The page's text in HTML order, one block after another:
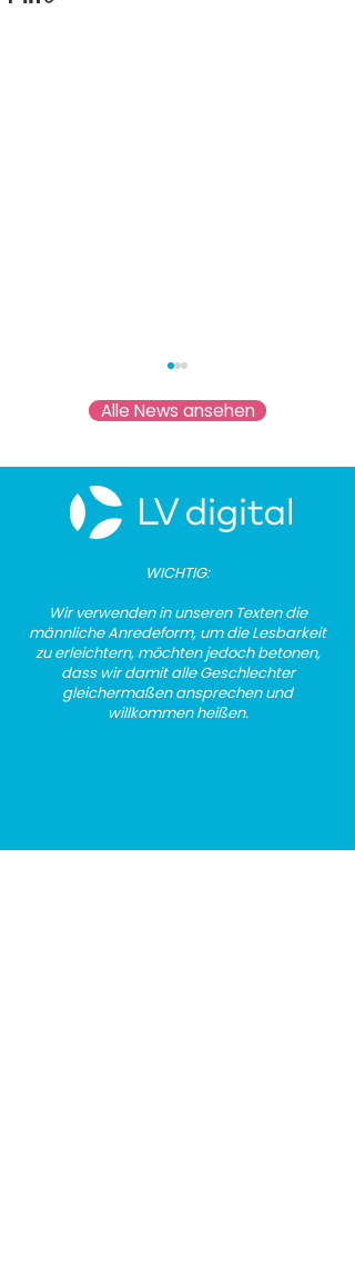
🚀Heute legt die d:u in
Berlin nach und wir von
dabei!
Alle News ansehen
​​WICHTIG:
Wir verwenden in unseren Texten die
männliche Anredeform, um die Lesbarkeit
zu erleichtern, möchten jedoch betonen,
dass wir damit alle Geschlechter
gleichermaßen ansprechen und
willkommen heißen.